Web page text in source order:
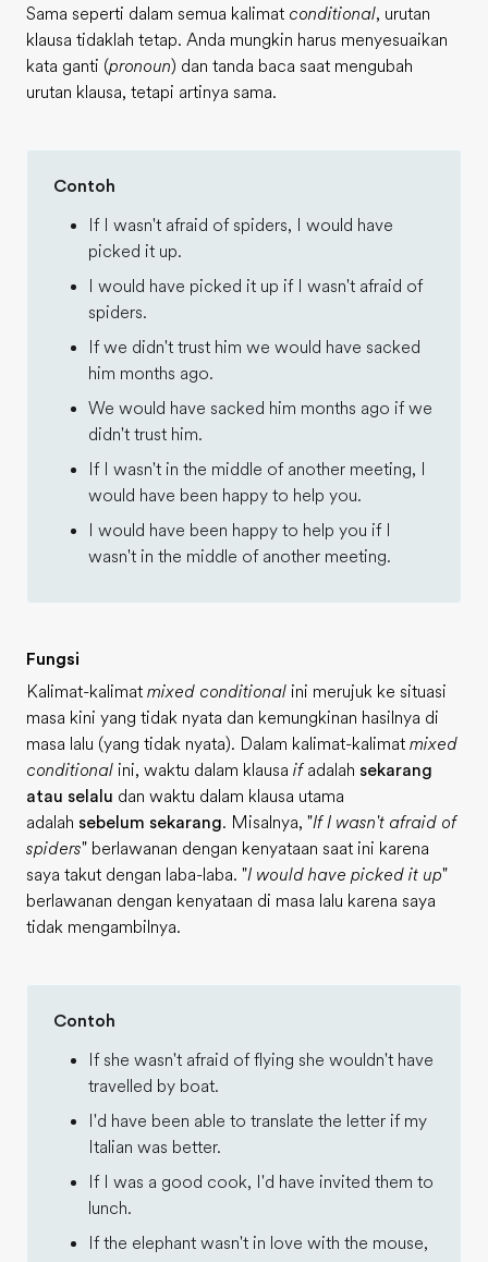
Sama seperti dalam semua kalimat conditional, urutan
klausa tidaklah tetap. Anda mungkin harus menyesuaikan
kata ganti (pronoun) dan tanda baca saat mengubah
urutan klausa, tetapi artinya sama.
Contoh
If I wasn't afraid of spiders, I would have
picked it up.
I would have picked it up if I wasn't afraid of
spiders.
If we didn't trust him we would have sacked
him months ago.
We would have sacked him months ago if we
didn't trust him.
If I wasn't in the middle of another meeting, I
would have been happy to help you.
I would have been happy to help you if I
wasn't in the middle of another meeting.
Fungsi
Kalimat-kalimat mixed conditional ini merujuk ke situasi
masa kini yang tidak nyata dan kemungkinan hasilnya di
masa lalu (yang tidak nyata). Dalam kalimat-kalimat mixed
conditional ini, waktu dalam klausa ifadalah sekarang
atau selalu dan waktu dalam klausa utama
adalah sebelum sekarang. Misalnya, "If I wasn't afraid of
spiders" berlawanan dengan kenyataan saat ini karena
saya takut dengan laba-laba. "I would have picked it up"
berlawanan dengan kenyataan di masa lalu karena saya
tidak mengambilnya.
Contoh
If she wasn't afraid of flying she wouldn't have
travelled by boat.
I'd have been able to translate the letter if my
Italian was better.
If I was a good cook, I'd have invited them to
lunch.
If the elephant wasn't in love with the mouse,